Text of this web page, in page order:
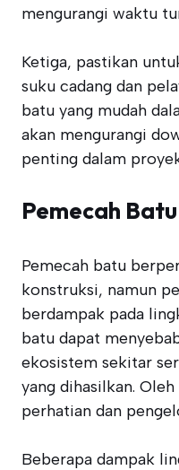
mengurangi waktu
Ketiga, pastikan
suku cadang dan
batu yang mudah
akan mengurangi
penting dalam
Pemecah
Pemecah batu
konstruksi, namun
berdampak pada
batu dapat
ekosistem sekitar
yang dihasilkan.
perhatian dan
Beberapa dampak